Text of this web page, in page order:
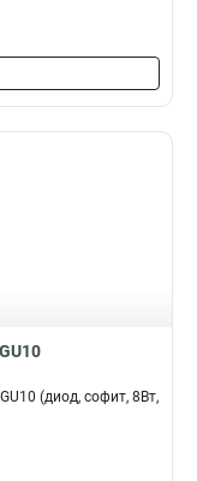
(диод, софит, 8Вт,